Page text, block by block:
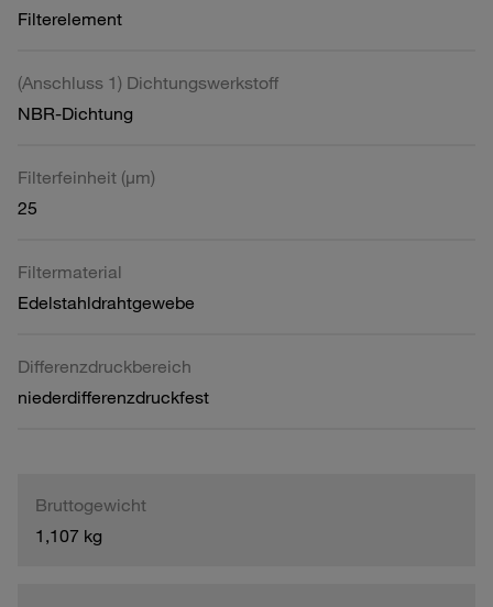
Filterelement
(Anschluss 1) Dichtungswerkstoff
NBR-Dichtung
Filterfeinheit (µm)
25
Filtermaterial
Edelstahldrahtgewebe
Differenzdruckbereich
niederdifferenzdruckfest
Bruttogewicht
1,107 kg